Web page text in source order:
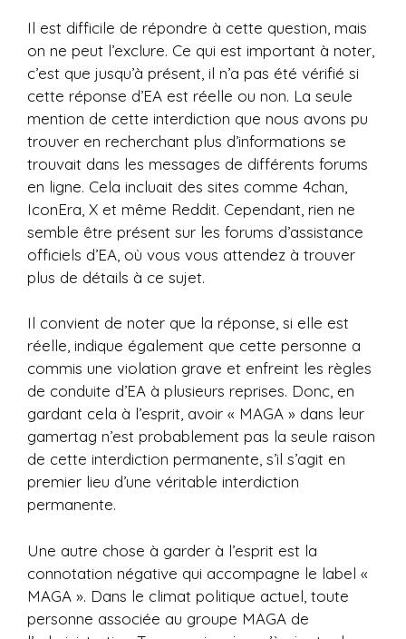
Il est difficile de répondre à cette question, mais
on ne peut l’exclure. Ce qui est important à noter,
c’est que jusqu’à présent, il n’a pas été vérifié si
cette réponse d’EA est réelle ou non. La seule
mention de cette interdiction que nous avons pu
trouver en recherchant plus d’informations se
trouvait dans les messages de différents forums
en ligne. Cela incluait des sites comme 4chan,
IconEra, X et même Reddit. Cependant, rien ne
semble être présent sur les forums d’assistance
officiels d’EA, où vous vous attendez à trouver
plus de détails à ce sujet.
Il convient de noter que la réponse, si elle est
réelle, indique également que cette personne a
commis une violation grave et enfreint les règles
de conduite d’EA à plusieurs reprises. Donc, en
gardant cela à l’esprit, avoir « MAGA » dans leur
gamertag n’est probablement pas la seule raison
de cette interdiction permanente, s’il s’agit en
premier lieu d’une véritable interdiction
permanente.
Une autre chose à garder à l’esprit est la
connotation négative qui accompagne le label «
MAGA ». Dans le climat politique actuel, toute
personne associée au groupe MAGA de